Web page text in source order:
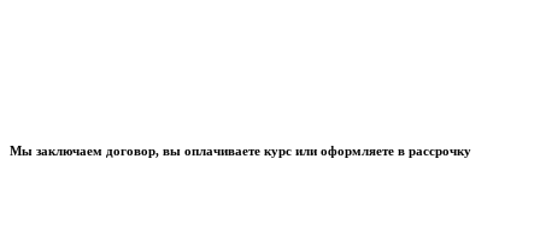
Мы заключаем договор, вы оплачиваете курс или оформляете в рассрочку